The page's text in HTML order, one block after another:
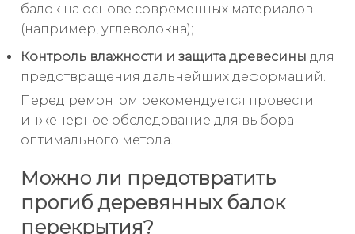
балок на основе современных материалов
(например, углеволокна);
Контроль влажности и защита древесины для
предотвращения дальнейших деформаций.
Перед ремонтом рекомендуется провести
инженерное обследование для выбора
оптимального метода.
Можно ли предотвратить
прогиб деревянных балок
перекрытия?